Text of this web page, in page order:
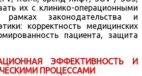
их с клинико-операционными
законодательства и
корректность медицинских
пациента, защита
ЭФФЕКТИВНОСТЬ И
ПРОЦЕССАМИ